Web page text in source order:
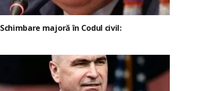
Schimbare majoră în Codul civil: